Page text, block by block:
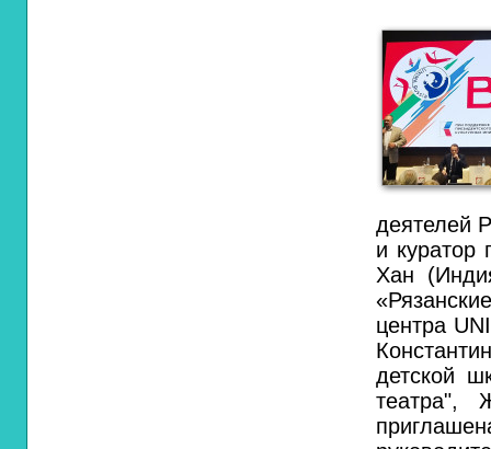
деятелей
и
Хан
центра
детской
театра",